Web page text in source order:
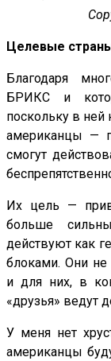
Целевые
Благодаря
БРИКС и
поскольку в ней
американцы —
смогут
Их цель —
больше
действуют как
блоками. Они не
и для них, в
«друзья» ведут
У меня нет
американцы